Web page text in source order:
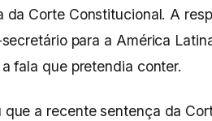
da Corte Constitucional. A
para a América
fala que pretendia conter.
que a recente sentença da